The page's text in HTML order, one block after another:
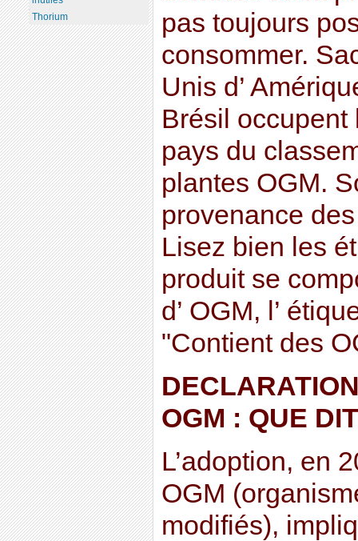
pas toujours
consommer.
Unis d’
Brésil occupent
pays du
plantes OGM.
provenance
Lisez bien les
produit se
d’ OGM, l’
"Contient des
OGM : QUE
L’adoption, en
OGM
modifiés),
Thorium